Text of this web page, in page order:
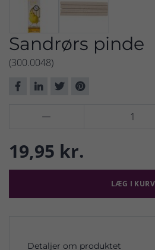
Sandrørs pinde
(300.0048)

19,95 kr.
LÆG I KURV
Detaljer om produktet